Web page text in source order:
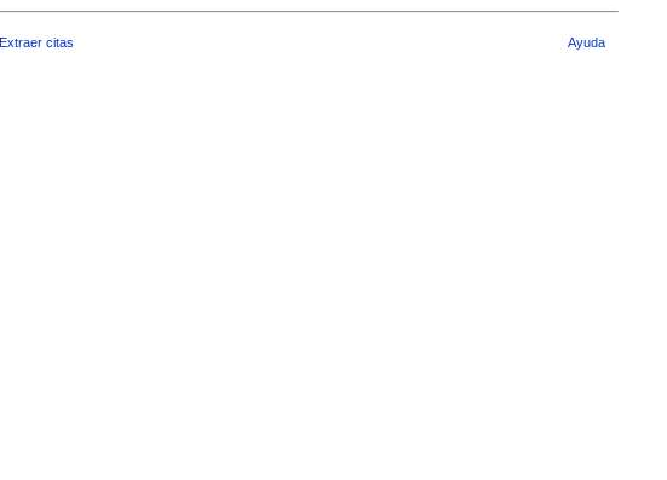
Extraer citas Ayuda